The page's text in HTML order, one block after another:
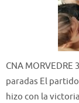
CNA MORVEDRE
paradas El
hizo con la